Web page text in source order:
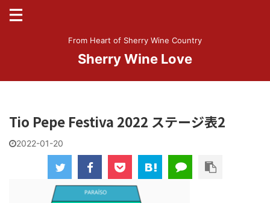
From Heart of Sherry Wine Country
Sherry Wine Love
Tio Pepe Festiva 2022 ステージ表2
2022-01-20